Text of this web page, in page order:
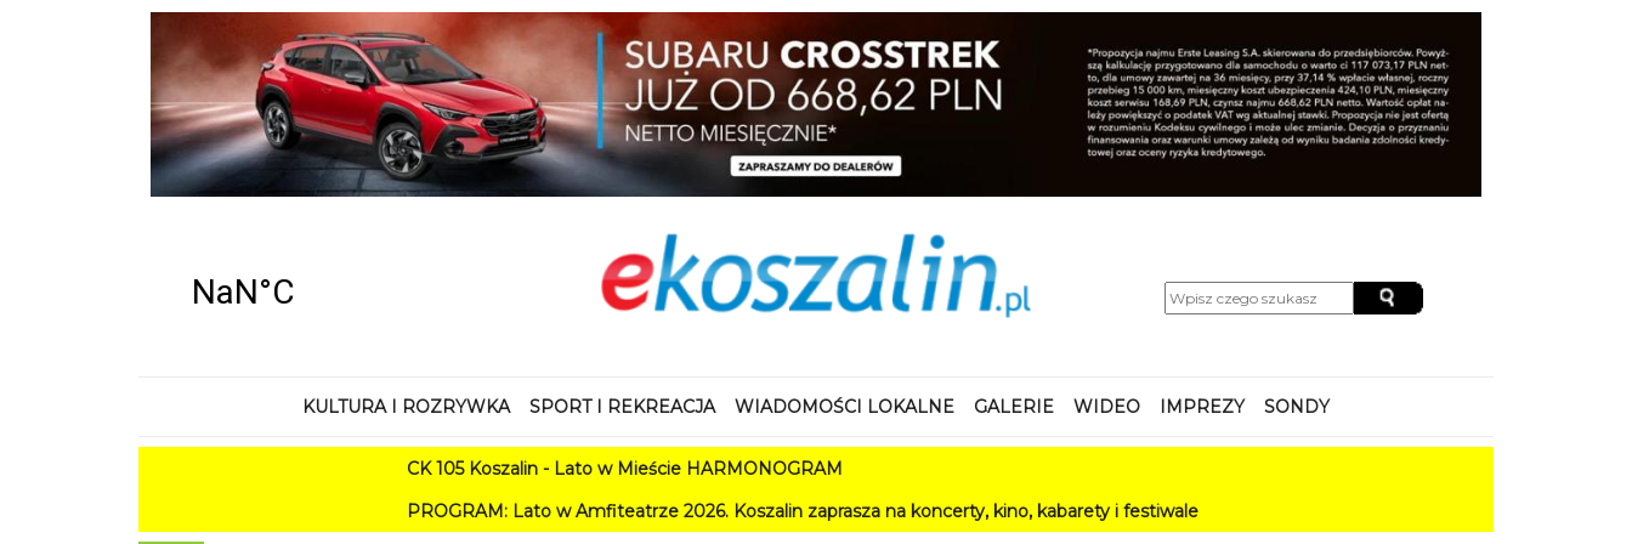
KULTURA I ROZRYWKA SPORT I REKREACJA WIADOMOŚCI LOKALNE GALERIE WIDEO IMPREZY SONDY
CK 105 Koszalin - Lato w Mieście HARMONOGRAM
PROGRAM: Lato w Amfiteatrze 2026. Koszalin zaprasza na koncerty, kino, kabarety i festiwale